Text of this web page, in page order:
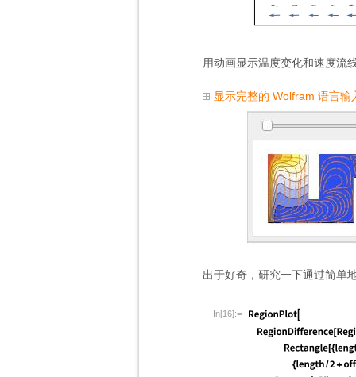
用动画显示温度变化和速度流
显示完整的 Wolfram 语言输
出于好奇，研究一下通过简单
In[16]:=